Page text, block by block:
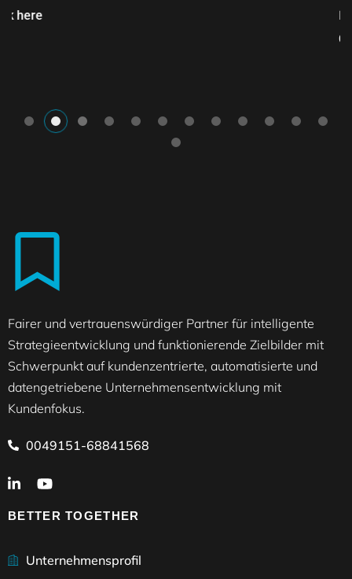
Kontakt?
Fairer und vertrauenswürdiger Partner für intelligente
Strategieentwicklung und funktionierende Zielbilder mit
Schwerpunkt auf kundenzentrierte, automatisierte und
datengetriebene Unternehmensentwicklung mit
Kundenfokus.
0049151-68841568
BETTER TOGETHER
Unternehmensprofil